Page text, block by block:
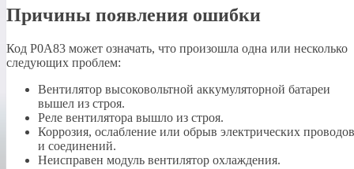
Причины появления ошибки
Код P0A83 может означать, что произошла одна или несколько
следующих проблем:
Вентилятор высоковольтной аккумуляторной батареи
вышел из строя.
Реле вентилятора вышло из строя.
Коррозия, ослабление или обрыв электрических проводов
и соединений.
Неисправен модуль вентилятор охлаждения.